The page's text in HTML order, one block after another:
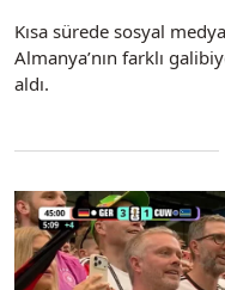
Kısa sürede sosyal
Almanya’nın farklı
aldı.